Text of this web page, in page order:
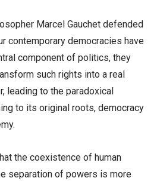
Marcel Gauchet defended
contemporary democracies have
component of politics, they
such rights into a real
leading to the paradoxical
to its original roots, democracy
the coexistence of human
separation of powers is more